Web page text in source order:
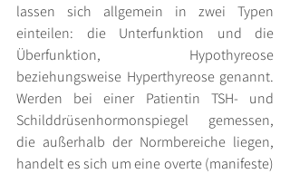
lassen sich allgemein in zwei Typen
einteilen: die Unterfunktion und die
Überfunktion, Hypothyreose
beziehungsweise Hyperthyreose genannt.
Werden bei einer Patientin TSH- und
Schilddrüsenhormonspiegel gemessen,
die außerhalb der Normbereiche liegen,
handelt es sich um eine overte (manifeste)